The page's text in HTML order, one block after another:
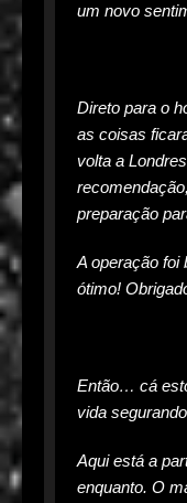
um novo
Direto para o
as coisas
volta a
preparação
A operação foi
ótimo!
Então… cá
vida
Aqui está a
enquanto. O